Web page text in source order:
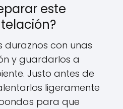
este
duraznos con unas
y guardarlos a
Justo antes de
ligeramente
para que